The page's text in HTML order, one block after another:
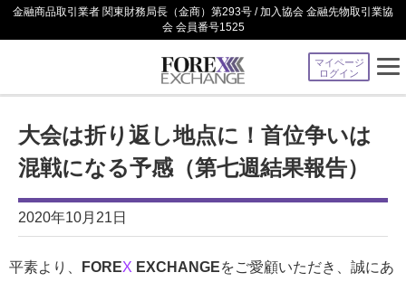
金融商品取引業者 関東財務局長（金商）第293号 / 加入協会 金融先物取引業協
会 会員番号1525
マイページ
ログイン
大会は折り返し地点に！首位争いは
混戦になる予感（第七週結果報告）
2020年10月21日
平素より、 FOREX EXCHANGEをご愛顧いただき、誠にあ